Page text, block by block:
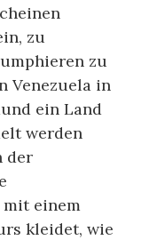
zu
zu
Venezuela in
ein Land
werden
der
einem
kleidet, wie